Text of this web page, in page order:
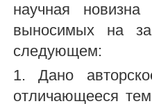
научная новизна
выносимых на
следующем:
1. Дано
отличающееся